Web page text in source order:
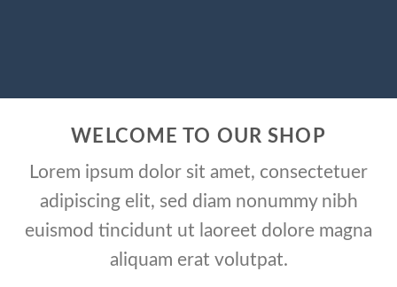
WELCOME TO OUR SHOP
Lorem ipsum dolor sit amet, consectetuer
adipiscing elit, sed diam nonummy nibh
euismod tincidunt ut laoreet dolore magna
aliquam erat volutpat.